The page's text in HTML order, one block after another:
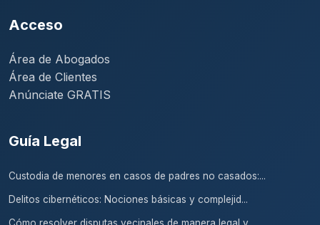
Acceso
Área de Abogados
Área de Clientes
Anúnciate GRATIS
Guía Legal
Custodia de menores en casos de padres no casados:...
Delitos cibernéticos: Nociones básicas y complejid...